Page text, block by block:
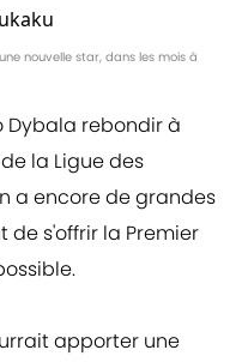
nouvelle star, dans les mois à
Dybala rebondir à
la Ligue des
a encore de grandes
s'offrir la Premier
apporter une